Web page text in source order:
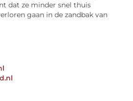
dat ze minder snel thuis
gaan in de zandbak van